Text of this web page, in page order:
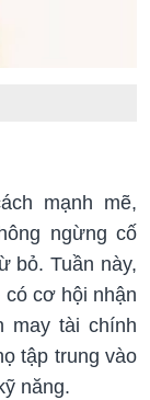
mạnh mẽ,
ngừng cố
bỏ. Tuần này,
cơ hội nhận
may tài chính
tập trung vào
năng.